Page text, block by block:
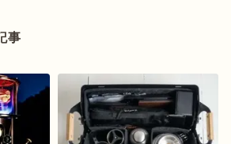
事